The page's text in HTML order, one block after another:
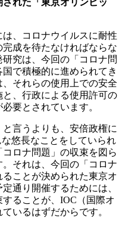
、コロナウイルスに耐性
成を待たなければならな
究は、今回の「コロナ問
で積極的に進められてき
それらの使用上での安全
、行政による使用許可の
要とされています。
言うよりも、安倍政権に
悠長なことをしていられ
ロナ問題」の収束を図ら
それは、今回の「コロナ
ことが決められた東京オ
通り開催するためには、
ることが、IOC（国際オ
いるはずだからです。